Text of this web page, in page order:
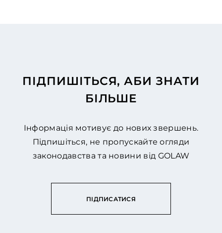
ПІДПИШІТЬСЯ, АБИ ЗНАТИ
БІЛЬШЕ
Інформація мотивує до нових звершень.
Підпишіться, не пропускайте огляди
законодавства та новини від GOLAW
ПІДПИСАТИСЯ